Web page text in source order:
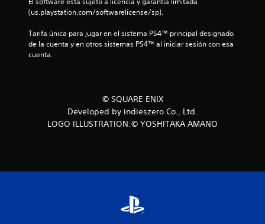
(us.playstation.com/softwarelicense/sp).
Tarifa única para jugar en el sistema PS4™ principal designado
de la cuenta y en otros sistemas PS4™ al iniciar sesión con esa
cuenta.
© SQUARE ENIX
Developed by indieszero Co., Ltd.
LOGO ILLUSTRATION:© YOSHITAKA AMANO